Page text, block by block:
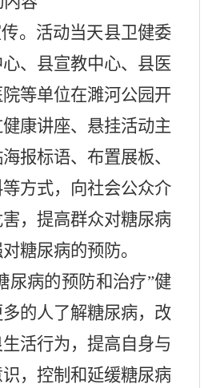
。 活动当天县卫健委
、 县宣教中心、 县医
等单位在濉河公园开
康讲座、 悬挂活动主
海报标语、 布置展板、
方式， 向社会公众介
， 提高群众对糖尿病
糖尿病的预防。
尿病的预防和治疗”健
的人了解糖尿病， 改
活行为， 提高自身与
， 控制和延缓糖尿病